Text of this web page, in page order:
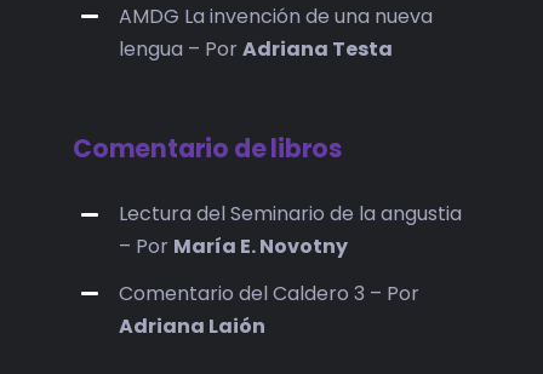
AMDG La invención de una nueva
lengua – PorAdriana Testa
Comentario de libros
Lectura del Seminario de la angustia
– Por María E. Novotny
Comentario del Caldero 3 – Por
Adriana Laión